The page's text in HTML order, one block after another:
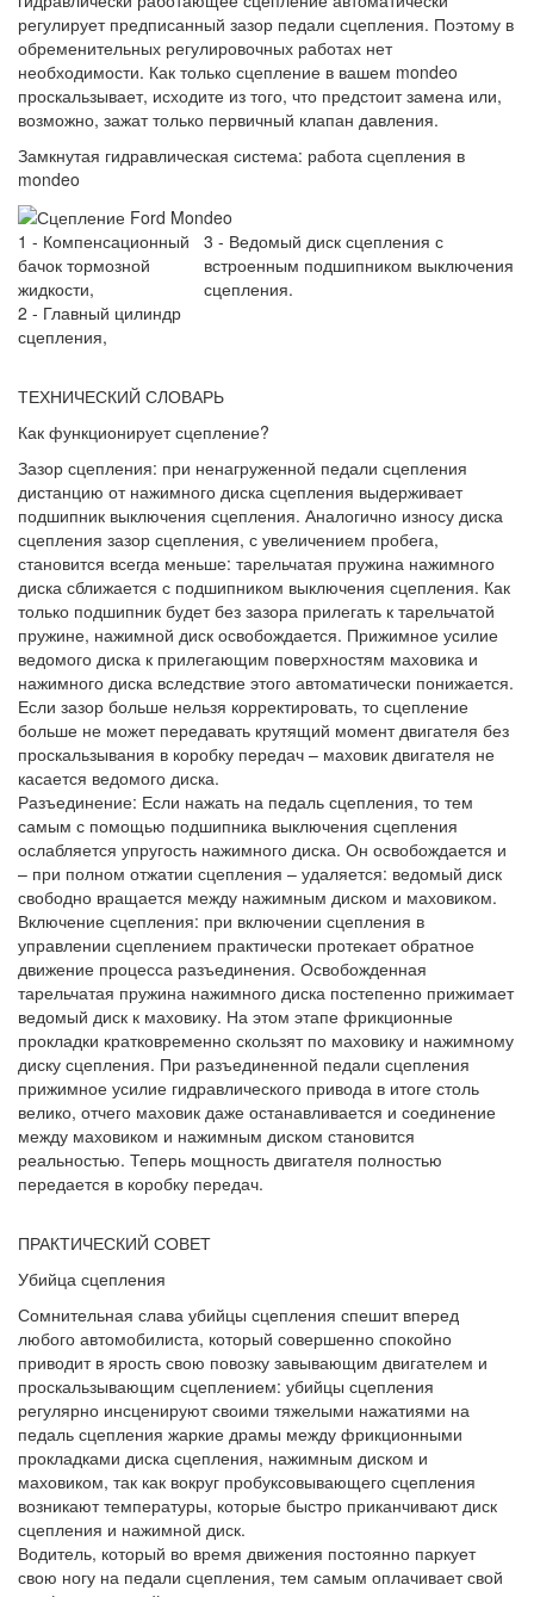
регулирует предписанный зазор педали сцепления. Поэтому в
обременительных регулировочных работах нет
необходимости. Как только сцепление в вашем mondeo
проскальзывает, исходите из того, что предстоит замена или,
возможно, зажат только первичный клапан давления.
Замкнутая гидравлическая система: работа сцепления в
mondeo
1 - Компенсационный
бачок тормозной
жидкости,
2 - Главный цилиндр
сцепления,
3 - Ведомый диск сцепления с
встроенным подшипником выключения
сцепления.
ТЕХНИЧЕСКИЙ СЛОВАРЬ
Как функционирует сцепление?
Зазор сцепления: при ненагруженной педали сцепления
дистанцию от нажимного диска сцепления выдерживает
подшипник выключения сцепления. Аналогично износу диска
сцепления зазор сцепления, с увеличением пробега,
становится всегда меньше: тарельчатая пружина нажимного
диска сближается с подшипником выключения сцепления. Как
только подшипник будет без зазора прилегать к тарельчатой
пружине, нажимной диск освобождается. Прижимное усилие
ведомого диска к прилегающим поверхностям маховика и
нажимного диска вследствие этого автоматически понижается.
Если зазор больше нельзя корректировать, то сцепление
больше не может передавать крутящий момент двигателя без
проскальзывания в коробку передач – маховик двигателя не
касается ведомого диска.
Разъединение: Если нажать на педаль сцепления, то тем
самым с помощью подшипника выключения сцепления
ослабляется упругость нажимного диска. Он освобождается и
– при полном отжатии сцепления – удаляется: ведомый диск
свободно вращается между нажимным диском и маховиком.
Включение сцепления: при включении сцепления в
управлении сцеплением практически протекает обратное
движение процесса разъединения. Освобожденная
тарельчатая пружина нажимного диска постепенно прижимает
ведомый диск к маховику. На этом этапе фрикционные
прокладки кратковременно скользят по маховику и нажимному
диску сцепления. При разъединенной педали сцепления
прижимное усилие гидравлического привода в итоге столь
велико, отчего маховик даже останавливается и соединение
между маховиком и нажимным диском становится
реальностью. Теперь мощность двигателя полностью
передается в коробку передач.
ПРАКТИЧЕСКИЙ СОВЕТ
Убийца сцепления
Сомнительная слава убийцы сцепления спешит вперед
любого автомобилиста, который совершенно спокойно
приводит в ярость свою повозку завывающим двигателем и
проскальзывающим сцеплением: убийцы сцепления
регулярно инсценируют своими тяжелыми нажатиями на
педаль сцепления жаркие драмы между фрикционными
прокладками диска сцепления, нажимным диском и
маховиком, так как вокруг пробуксовывающего сцепления
возникают температуры, которые быстро приканчивают диск
сцепления и нажимной диск.
Водитель, который во время движения постоянно паркует
свою ногу на педали сцепления, тем самым оплачивает свой